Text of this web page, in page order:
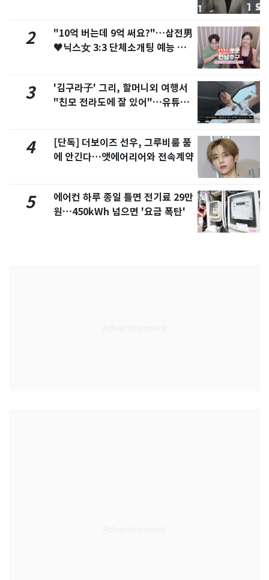
2
"10억 버는데 9억 써요?"…삼전男
♥닉스女 3:3 단체소개팅 예능 화
3
'김구라子' 그리, 할머니외 여행서
"친모 전라도에 잘 있어"…유튜브
4
[단독] 더보이즈 선우, 그루비룸 품
에 안긴다…앳에어리어와 전속계약
5
에어컨 하루 종일 틀면 전기료 29만
원…450kWh 넘으면 '요금 폭탄'